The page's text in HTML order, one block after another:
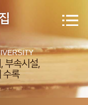
부속시설,
수록